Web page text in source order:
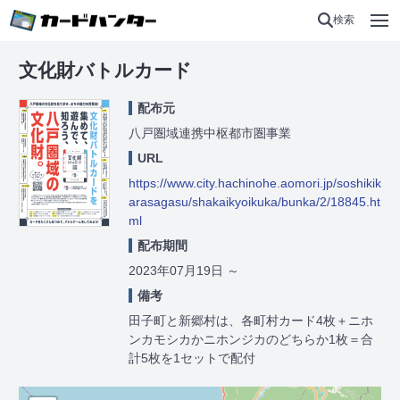
検索
文化財バトルカード
配布元
八戸圏域連携中枢都市圏事業
URL
https://www.city.hachinohe.aomori.jp/soshikik
arasagasu/shakaikyoikuka/bunka/2/18845.ht
ml
配布期間
2023年07月19日 ～
備考
田子町と新郷村は、各町村カード4枚＋ニホ
ンカモシカかニホンジカのどちらか1枚＝合
計5枚を1セットで配付